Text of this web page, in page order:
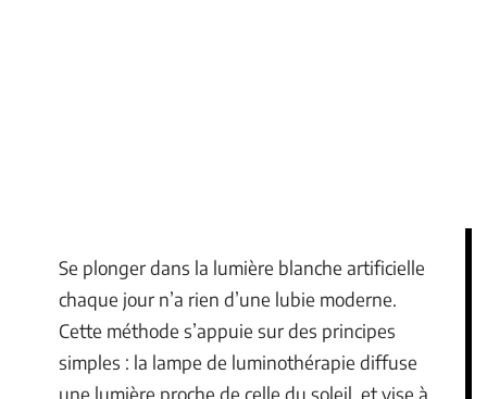
Se plonger dans la lumière blanche artificielle
chaque jour n’a rien d’une lubie moderne.
Cette méthode s’appuie sur des principes
simples : la lampe de luminothérapie diffuse
une lumière proche de celle du soleil, et vise à